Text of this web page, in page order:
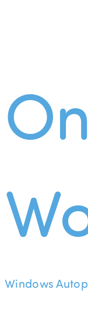
Windows